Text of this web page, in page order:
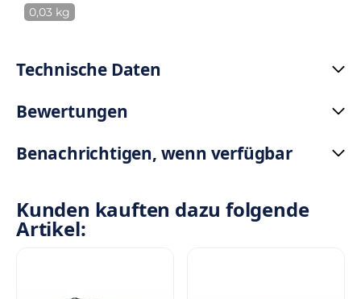
0,03 kg
Technische Daten
Bewertungen
Benachrichtigen, wenn verfügbar
Kunden kauften dazu folgende
Artikel: